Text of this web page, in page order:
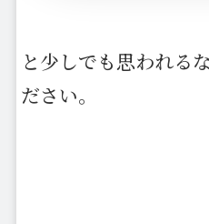
と少しでも思われる
ださい。